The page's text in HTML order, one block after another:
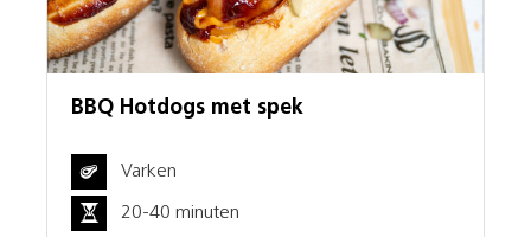
BBQ Hotdogs met spek
Varken
20-40 minuten